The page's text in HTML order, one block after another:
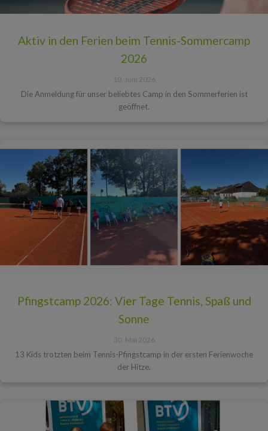
Aktiv in den Ferien beim Tennis-Sommercamp
2026
10. Juni 2026
Die Anmeldung für unser beliebtes Camp in den Sommerferien ist
geöffnet.
Pfingstcamp 2026: Vier Tage Tennis, Spaß und
Sonne
30. Mai 2026
13 Kids trotzten beim Tennis-Pfingstcamp in der ersten Ferienwoche
der Hitze.